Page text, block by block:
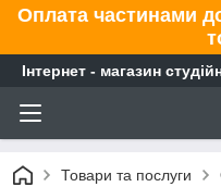
Оплата частинами
Інтернет - магазин
Товари та послуги